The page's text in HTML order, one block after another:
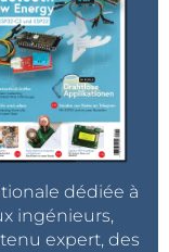
dédiée à
ingénieurs,
expert, des